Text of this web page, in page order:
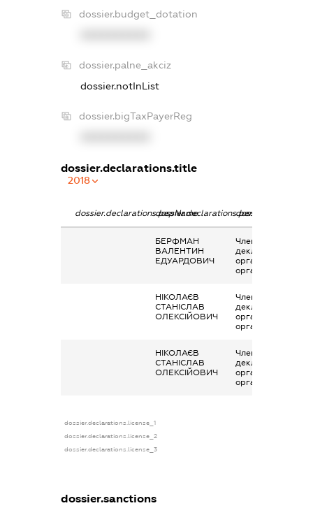
dossier.budget_dotation
dossier.palne_akciz
dossier.notInList
dossier.bigTaxPayerReg
dossier.declarations.title
2018
dossier.declarations.pepNamedossier.declarations.personName
БЕРФМАН
ВАЛЕНТИН
ЕДУАРДОВИЧ
Членство суб’єкта
декларування в
організаціях та їх
органах
НІКОЛАЄВ
СТАНІСЛАВ
ОЛЕКСІЙОВИЧ
Членство суб’єкта
декларування в
організаціях та їх
органах
НІКОЛАЄВ
СТАНІСЛАВ
ОЛЕКСІЙОВИЧ
Членство суб’єкта
декларування в
організаціях та їх
органах
dossier.declarations.license_1
dossier.declarations.license_2
dossier.declarations.license_3
dossier.sanctions